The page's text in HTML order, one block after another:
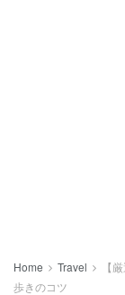
Home Travel
【
歩きのコツ